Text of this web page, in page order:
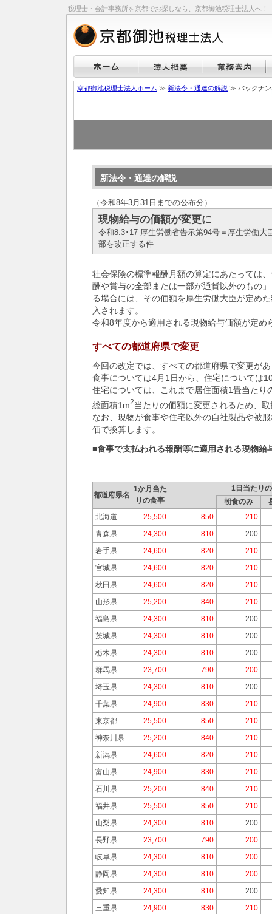
税理士・会計事務所を京都でお探しなら、京都御池税理士法人へ！
京都御池税理士法人ホーム ≫ 新法令・通達の解説 ≫ バックナン
新法令・通達の解説
（令和8年3月31日までの公布分）
現物給与の価額が変更に
令和8.3･17 厚生労働省告示第94号＝厚生労働大
部を改正する件
社会保険の標準報酬月額の算定にあたっては
酬や賞与の全部または一部が通貨以外のもの
る場合には、その価額を厚生労働大臣が定め
入されます。
令和8年度から適用される現物給与価額が定め
すべての都道府県で変更
今回の改定では、すべての都道府県で変更が
食事については4月1日から、住宅については
住宅については、これまで居住面積1畳当たり
総面積1m2当たりの価額に変更されるため、
なお、現物が食事や住宅以外の自社製品や被
価で換算します。
■食事で支払われる報酬等に適用される現物給
都道府県名
1か月当た
りの食事
1日当たり
朝食のみ
北海道
25,500 850
210
青森県
24,300 810
200
岩手県
24,600 820
210
宮城県
24,600 820
210
秋田県
24,600 820
210
山形県
25,200 840
210
福島県
24,300 810
200
茨城県
24,300 810
200
栃木県
24,300 810
200
群馬県
23,700 790
200
埼玉県
24,300 810
200
千葉県
24,900 830
210
東京都
25,500 850
210
神奈川県
25,200 840
210
新潟県
24,600 820
210
富山県
24,900 830
210
石川県
25,200 840
210
福井県
25,500 850
210
山梨県
24,300 810
200
長野県
23,700 790
200
岐阜県
24,300 810
200
静岡県
24,300 810
200
愛知県
24,300 810
200
三重県
24,900 830
210